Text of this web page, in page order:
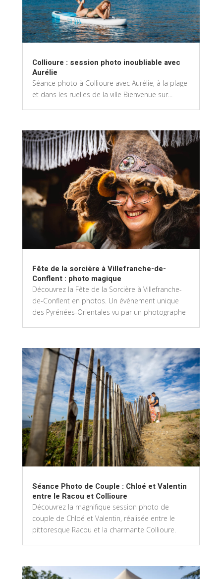
Collioure : session photo inoubliable avec
Aurélie
Séance photo à Collioure avec Aurélie, à la plage
et dans les ruelles de la ville Bienvenue sur...
Fête de la sorcière à Villefranche-de-
Conflent : photo magique
Découvrez la Fête de la Sorcière à Villefranche-
de-Conflent en photos. Un événement unique
des Pyrénées-Orientales vu par un photographe
Séance Photo de Couple : Chloé et Valentin
entre le Racou et Collioure
Découvrez la magnifique session photo de
couple de Chloé et Valentin, réalisée entre le
pittoresque Racou et la charmante Collioure.